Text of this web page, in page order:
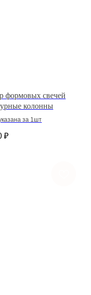
формовых свечей
колонны
за 1шт
₽